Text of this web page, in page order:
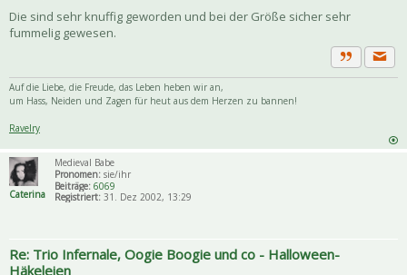
Die sind sehr knuffig geworden und bei der Größe sicher sehr
fummelig gewesen.
Zitat
Auf die Liebe, die Freude, das Leben heben wir an,
um Hass, Neiden und Zagen für heut aus dem Herzen zu bannen!
Ravelry
Caterina
Medieval Babe
Pronomen: sie/ihr
Beiträge: 6069
Registriert: 31. Dez 2002, 13:29
Re: Trio Infernale, Oogie Boogie und co - Halloween-
Häkeleien